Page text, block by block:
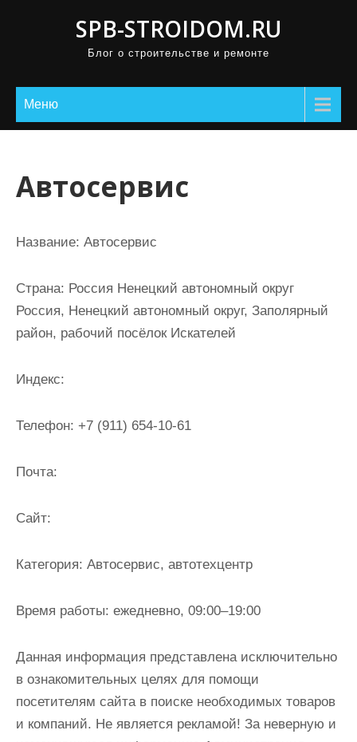
SPB-STROIDOM.RU
Блог о строительстве и ремонте
Меню
Автосервис
Название: Автосервис
Страна: Россия Ненецкий автономный округ
Россия, Ненецкий автономный округ, Заполярный
район, рабочий посёлок Искателей
Индекс:
Телефон: +7 (911) 654-10-61
Почта:
Cайт:
Категория: Автосервис, автотехцентр
Время работы: ежедневно, 09:00–19:00
Данная информация представлена исключительно
в ознакомительных целях для помощи
посетителям сайта в поиске необходимых товаров
и компаний. Не является рекламой! За неверную и